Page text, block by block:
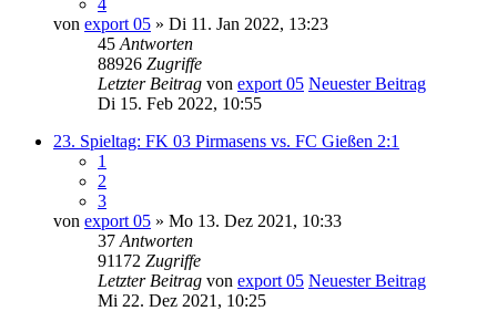
von export 05 » Di 11. Jan 2022, 13:23
45 Antworten
88926 Zugriffe
Letzter Beitrag von export 05 Neuester Beitrag
Di 15. Feb 2022, 10:55
23. Spieltag: FK 03 Pirmasens vs. FC Gießen 2:1
1
2
3
von export 05 » Mo 13. Dez 2021, 10:33
37 Antworten
91172 Zugriffe
Letzter Beitrag von export 05 Neuester Beitrag
Mi 22. Dez 2021, 10:25